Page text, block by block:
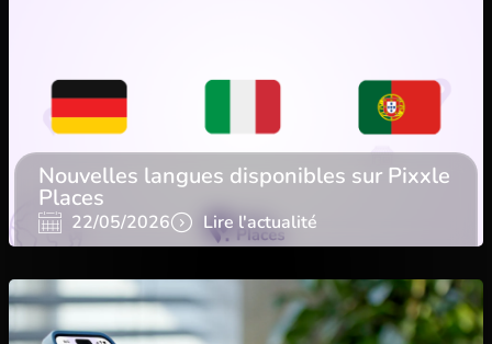
Nouvelles langues disponibles sur Pixxle
Places
22/05/2026 Lire l'actualité